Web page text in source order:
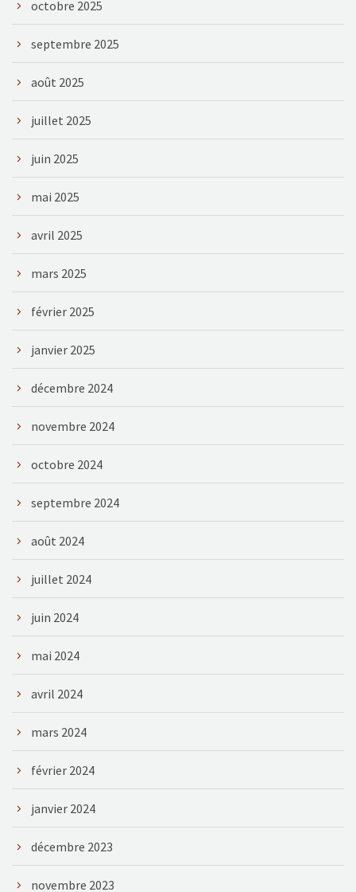
octobre 2025
septembre 2025
août 2025
juillet 2025
juin 2025
mai 2025
avril 2025
mars 2025
février 2025
janvier 2025
décembre 2024
novembre 2024
octobre 2024
septembre 2024
août 2024
juillet 2024
juin 2024
mai 2024
avril 2024
mars 2024
février 2024
janvier 2024
décembre 2023
novembre 2023